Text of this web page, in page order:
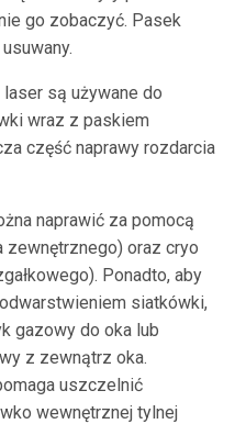
go zobaczyć. Pasek
są używane do
wraz z paskiem
część naprawy rozdarcia
naprawić za pomocą
oraz cryo
Ponadto, aby
siatkówki,
gazowy do oka lub
z zewnątrz oka.
uszczelnić
wewnętrznej tylnej